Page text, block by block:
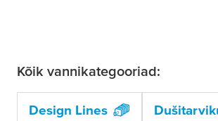
Kõik vannikategooriad:
Design Lines